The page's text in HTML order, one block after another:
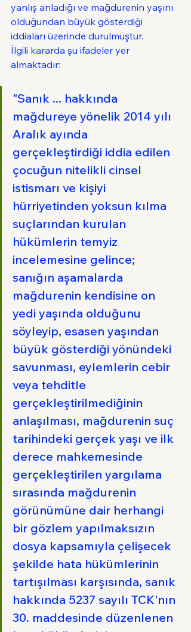
yanlış anladığı ve mağdurenin yaşını
olduğundan büyük gösterdiği
iddiaları üzerinde durulmuştur.
İlgili kararda şu ifadeler yer
almaktadır:
"Sanık ... hakkında
mağdureye yönelik 2014 yılı
Aralık ayında
gerçekleştirdiği iddia edilen
çocuğun nitelikli cinsel
istismarı ve kişiyi
hürriyetinden yoksun kılma
suçlarından kurulan
hükümlerin temyiz
incelemesine gelince;
sanığın aşamalarda
mağdurenin kendisine on
yedi yaşında olduğunu
söyleyip, esasen yaşından
büyük gösterdiği yönündeki
savunması, eylemlerin cebir
veya tehditle
gerçekleştirilmediğinin
anlaşılması, mağdurenin suç
tarihindeki gerçek yaşı ve ilk
derece mahkemesinde
gerçekleştirilen yargılama
sırasında mağdurenin
görünümüne dair herhangi
bir gözlem yapılmaksızın
dosya kapsamıyla çelişecek
şekilde hata hükümlerinin
tartışılması karşısında, sanık
hakkında 5237 sayılı TCK'nın
30. maddesinde düzenlenen